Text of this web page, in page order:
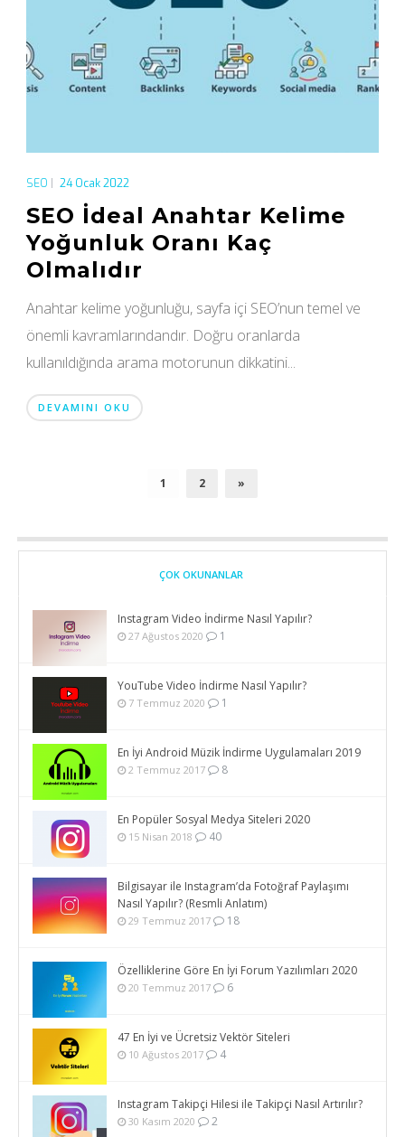
SEO 24 Ocak 2022
SEO İdeal Anahtar Kelime
Yoğunluk Oranı Kaç
Olmalıdır
Anahtar kelime yoğunluğu, sayfa içi SEO’nun temel ve
önemli kavramlarındandır. Doğru oranlarda
kullanıldığında arama motorunun dikkatini...
DEVAMINI OKU
1 2 »
ÇOK OKUNANLAR
Instagram Video İndirme Nasıl Yapılır?
27 Ağustos 2020 1
YouTube Video İndirme Nasıl Yapılır?
7 Temmuz 2020 1
En İyi Android Müzik İndirme Uygulamaları 2019
2 Temmuz 2017 8
En Popüler Sosyal Medya Siteleri 2020
15 Nisan 2018 40
Bilgisayar ile Instagram’da Fotoğraf Paylaşımı
Nasıl Yapılır? (Resmli Anlatım)
29 Temmuz 2017 18
Özelliklerine Göre En İyi Forum Yazılımları 2020
20 Temmuz 2017 6
47 En İyi ve Ücretsiz Vektör Siteleri
10 Ağustos 2017 4
Instagram Takipçi Hilesi ile Takipçi Nasıl Artırılır?
30 Kasım 2020 2